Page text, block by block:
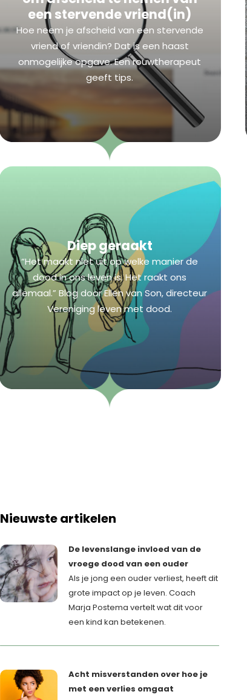
een stervende vriend(in)
Hoe neem je afscheid van een stervende
vriend of vriendin? Dat is een haast
onmogelijke opgave. Een rouwtherapeut
geeft tips.
Diep geraakt
“Het maakt niet uit op welke manier de
dood in ons leven is. Het raakt ons
allemaal.” Blog door Ellen van Son, directeur
Vereniging leven met dood.
Nieuwste artikelen
De levenslange invloed van de
vroege dood van een ouder
Als je jong een ouder verliest, heeft dit
grote impact op je leven. Coach
Marja Postema vertelt wat dit voor
een kind kan betekenen.
Acht misverstanden over hoe je
met een verlies omgaat